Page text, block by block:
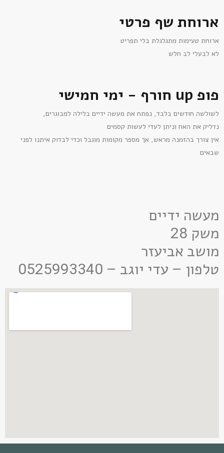
ארוחת שף פרטי
ארוחת טעימות מתגלגלת בלי תפריט
לא לבעלי לב חלש
פופ up חורף - ימי חמישי
לשולשה חודשים בלבד, נפתח את מעשה ידיים בלילה למבוגרים,
נדליק את האח וניתן לעדי לעשות קסמים
אין צורך בהזמנה מראש, אך מספר מקומות מוגבל וכדי לבדוק איתנו לפני
שבאים
מעשה ידיים
משק 28
מושב אביעזר
טלפון – עדי יוגב – 0525993340